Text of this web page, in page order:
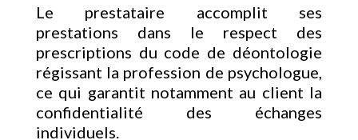
Le prestataire accomplit ses
prestations dans le respect des
prescriptions du code de déontologie
régissant la profession de psychologue,
ce qui garantit notamment au client la
confidentialité des échanges
individuels.